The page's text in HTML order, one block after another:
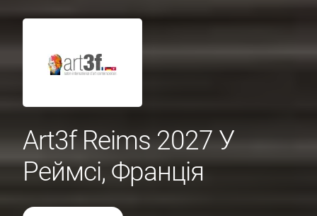
Art3f Reims 2027 У
Реймсі, Франція